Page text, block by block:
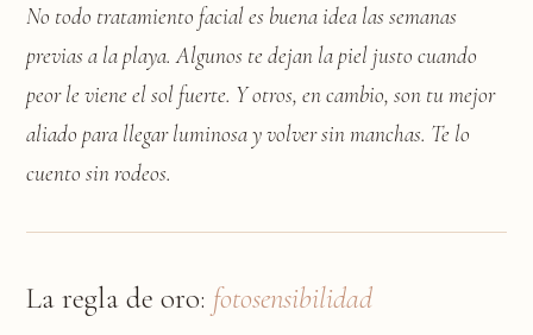
No todo tratamiento facial es buena idea las semanas
previas a la playa. Algunos te dejan la piel justo cuando
peor le viene el sol fuerte. Y otros, en cambio, son tu mejor
aliado para llegar luminosa y volver sin manchas. Te lo
cuento sin rodeos.
La regla de oro: fotosensibilidad